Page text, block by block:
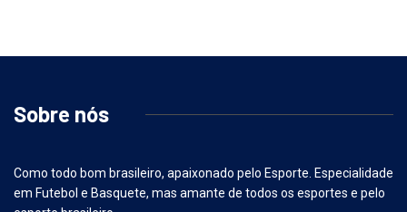
Sobre nós
Como todo bom brasileiro, apaixonado pelo Esporte. Especialidade
em Futebol e Basquete, mas amante de todos os esportes e pelo